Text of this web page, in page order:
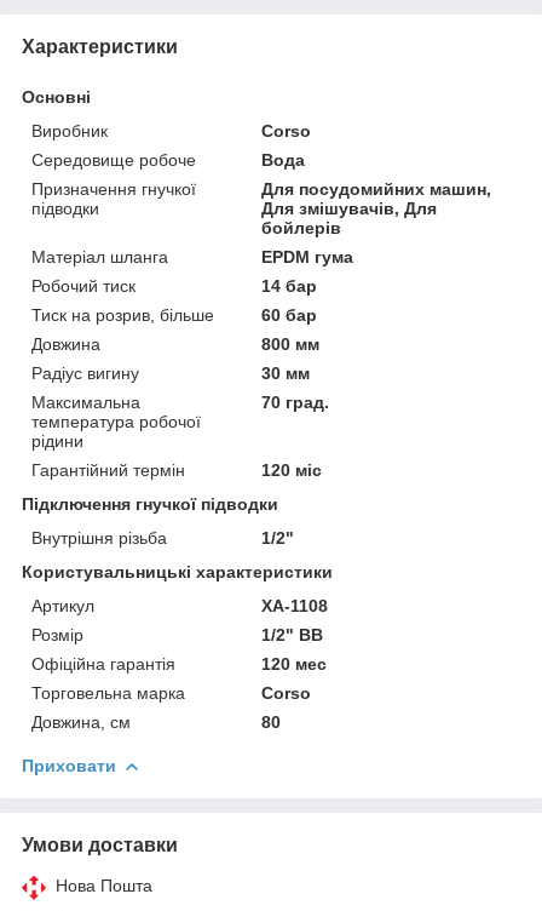
Характеристики
Основні
Виробник
Corso
Середовище робоче
Вода
Призначення гнучкої
підводки
Для посудомийних машин,
Для змішувачів, Для
бойлерів
Матеріал шланга
EPDM гума
Робочий тиск
14 бар
Тиск на розрив, більше
60 бар
Довжина
800 мм
Радіус вигину
30 мм
Максимальна
температура робочої
рідини
70 град.
Гарантійний термін
120 міс
Підключення гнучкої підводки
Внутрішня різьба
1/2"
Користувальницькі характеристики
Артикул
XA-1108
Розмір
1/2" ВВ
Офіційна гарантія
120 мес
Торговельна марка
Corso
Довжина, см
80
Приховати
Умови доставки
Нова Пошта